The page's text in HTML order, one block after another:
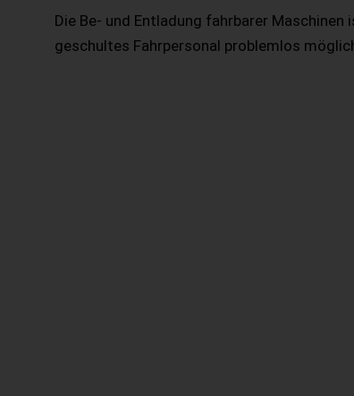
Die Be- und Entladung fahrbarer Maschinen
geschultes Fahrpersonal problemlos